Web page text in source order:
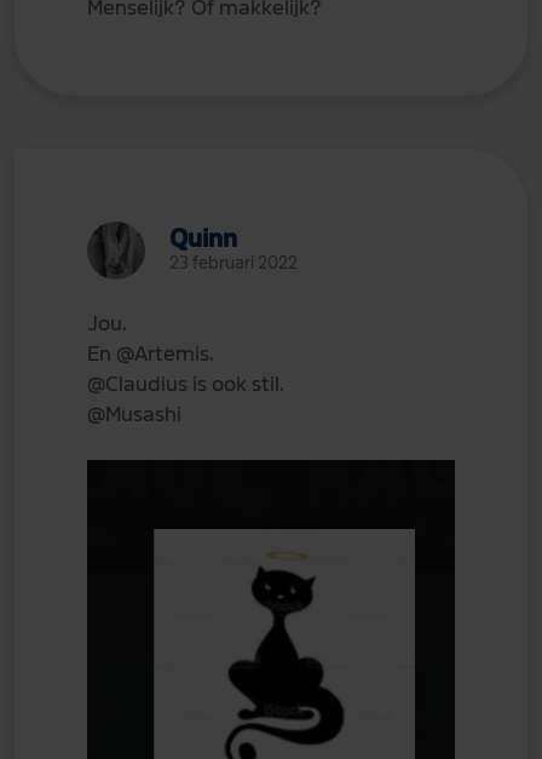
Menselijk? Of makkelijk?
Quinn
23 februari 2022
Jou.
En @Artemis.
@Claudius is ook stil.
@Musashi